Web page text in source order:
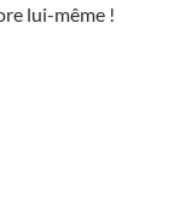
lui-même !